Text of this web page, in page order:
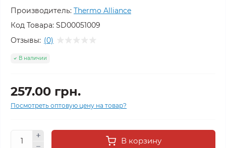
Производитель: Thermo Alliance
Код Товара: SD00051009
Отзывы: (0)
В наличии
257.00 грн.
Посмотреть оптовую цену на товар?
В корзину